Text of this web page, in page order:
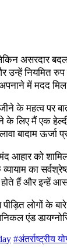
असरदार
उन्हें नियमित
में मदद
के महत्व पर
के लिए मैं एक
बादाम
आहार को
का
होते हैं और इन्हें
पीड़ित लोगों के
एंड
#अंतर्राष्ट्रीय